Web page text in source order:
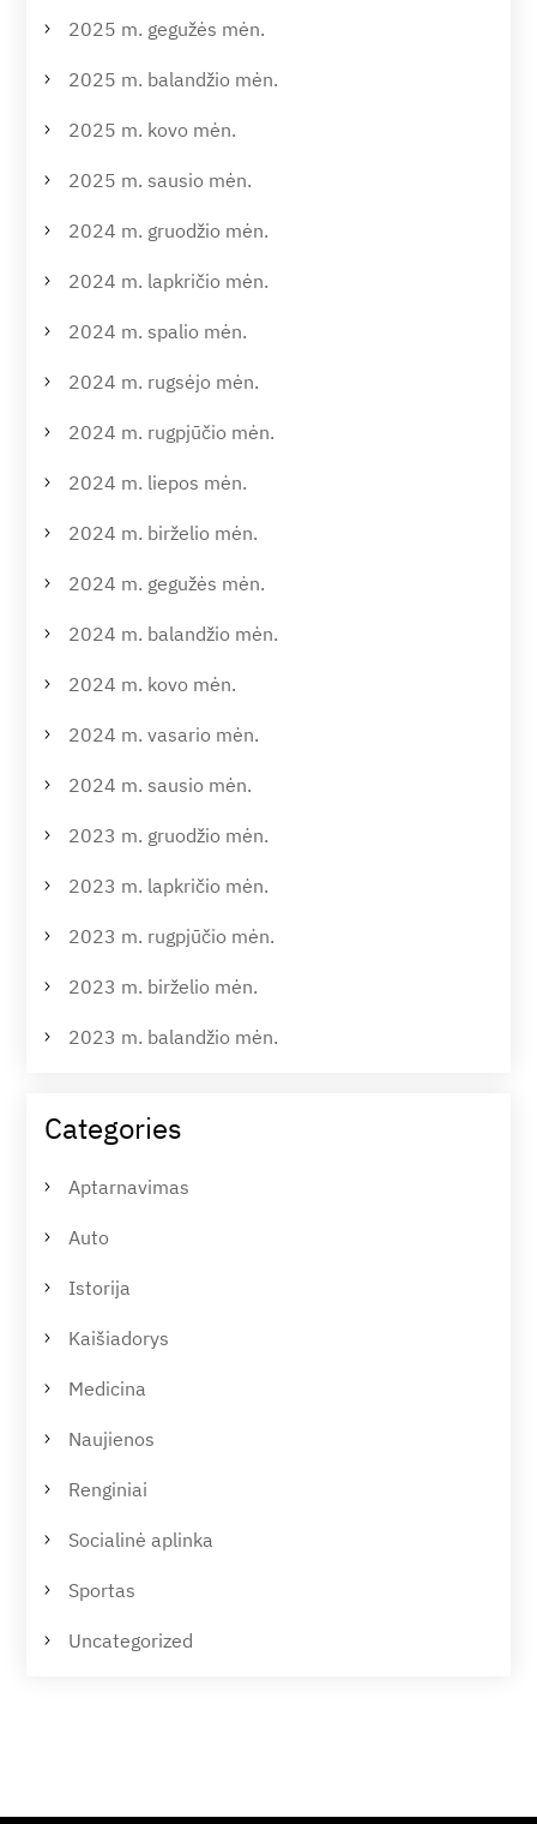
2025 m. gegužės mėn.
2025 m. balandžio mėn.
2025 m. kovo mėn.
2025 m. sausio mėn.
2024 m. gruodžio mėn.
2024 m. lapkričio mėn.
2024 m. spalio mėn.
2024 m. rugsėjo mėn.
2024 m. rugpjūčio mėn.
2024 m. liepos mėn.
2024 m. birželio mėn.
2024 m. gegužės mėn.
2024 m. balandžio mėn.
2024 m. kovo mėn.
2024 m. vasario mėn.
2024 m. sausio mėn.
2023 m. gruodžio mėn.
2023 m. lapkričio mėn.
2023 m. rugpjūčio mėn.
2023 m. birželio mėn.
2023 m. balandžio mėn.
Categories
Aptarnavimas
Auto
Istorija
Kaišiadorys
Medicina
Naujienos
Renginiai
Socialinė aplinka
Sportas
Uncategorized